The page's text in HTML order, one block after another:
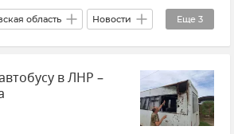
Еще 3
область Новости
в ЛНР –